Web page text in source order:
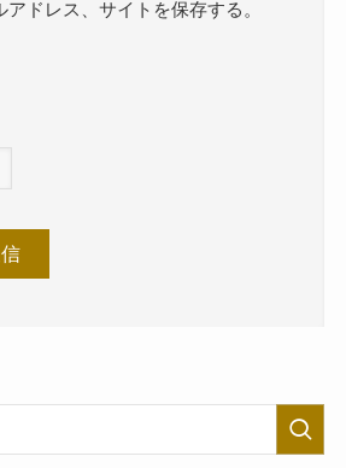
ドレス、サイトを保存する。